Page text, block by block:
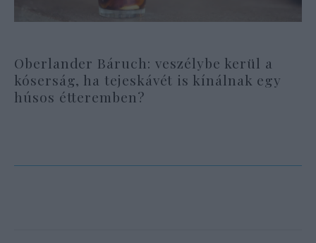
Oberlander Báruch: veszélybe kerül a
kóserság, ha tejeskávét is kínálnak egy
húsos étteremben?